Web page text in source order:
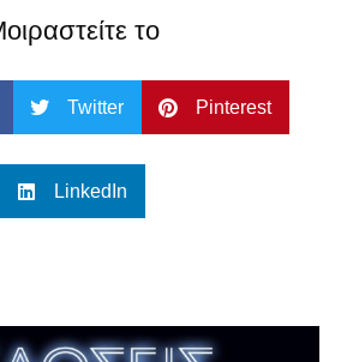
το
Twitter Pinterest
LinkedIn